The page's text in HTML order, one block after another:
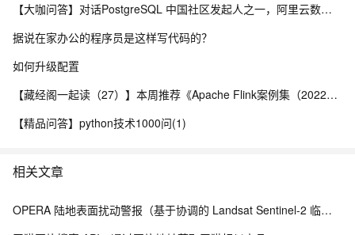
【大咖问答】对话PostgreSQL 中国社区发起人之一，阿里云数据库高级专家 德哥
据说在家办公的程序员是这样写代码的？
如何升级配置
【藏经阁一起读（27）】本周推荐《Apache Flink案例集（2022版）》，你有哪些心得？
【精品问答】python技术1000问(1)
相关文章
OPERA 陆地表面扰动警报（基于协调的 Landsat Sentinel-2 临时产品，版本 0）